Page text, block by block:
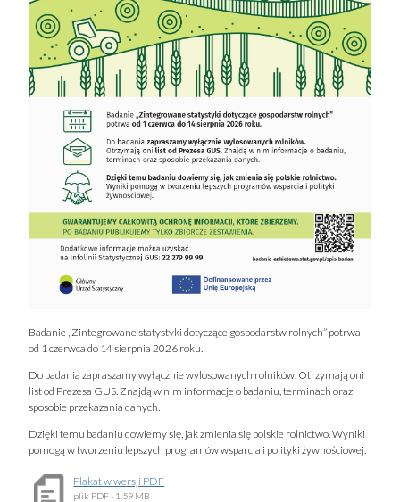
Badanie „Zintegrowane statystyki dotyczące gospodarstw rolnych” potrwa
od 1 czerwca do 14 sierpnia 2026 roku.
Do badania zapraszamy wyłącznie wylosowanych rolników. Otrzymają oni
list od Prezesa GUS. Znajdą w nim informacje o badaniu, terminach oraz
sposobie przekazania danych.
Dzięki temu badaniu dowiemy się, jak zmienia się polskie rolnictwo. Wyniki
pomogą w tworzeniu lepszych programów wsparcia i polityki żywnościowej.
Plakat w wersji PDF
plik PDF- 1.59 MB